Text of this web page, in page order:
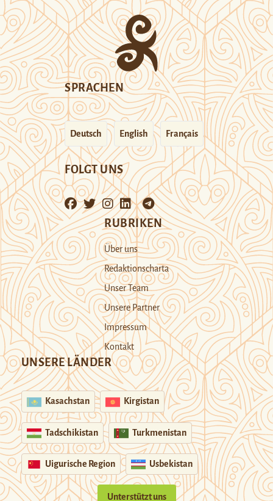
SPRACHEN
Deutsch English Français
FOLGT UNS
RUBRIKEN
Über uns
Redaktionscharta
Unser Team
Unsere Partner
Impressum
Kontakt
UNSERE LÄNDER
Kasachstan Kirgistan
Tadschikistan Turkmenistan
Uigurische Region Usbekistan
Unterstützt uns